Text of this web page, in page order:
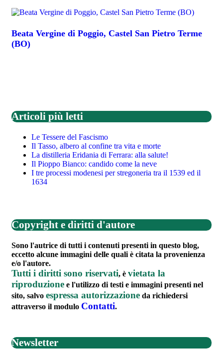
Beata Vergine di Poggio, Castel San Pietro Terme
(BO)
Articoli più letti
Le Tessere del Fascismo
Il Tasso, albero al confine tra vita e morte
La distilleria Eridania di Ferrara: alla salute!
Il Pioppo Bianco: candido come la neve
I tre processi modenesi per stregoneria tra il 1539 ed il
1634
Copyright e diritti d'autore
Sono l'autrice di tutti i contenuti presenti in questo blog,
eccetto alcune immagini delle quali è citata la provenienza
e/o l'autore.
Tutti i diritti sono riservati, è vietata la
riproduzione e l'utilizzo di testi e immagini presenti nel
sito, salvo espressa autorizzazione da richiedersi
attraverso il modulo Contatti.
Newsletter